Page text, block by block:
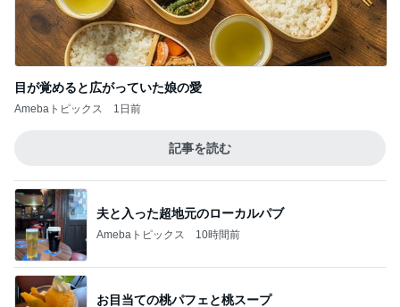
目が覚めると広がっていた娘の愛
Amebaトピックス 1日前
記事を読む
夫と入った超地元のローカルパブ
Amebaトピックス 10時間前
お目当ての桃パフェと桃スープ